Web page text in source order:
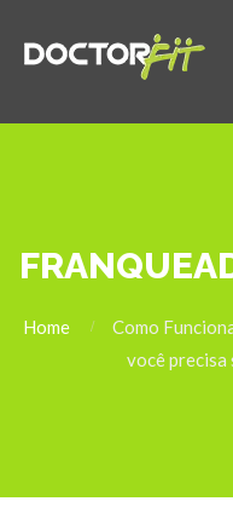
Home
Como
você precisa